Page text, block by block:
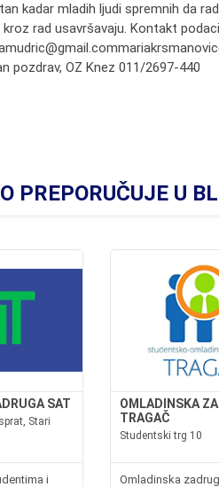
kadar mladih ljudi spremnih da
kroz rad usavršavaju. Kontakt
pozdrav, OZ Knez 011/2697-440
PREPORUČUJE U
SAT
Stari
i
OMLADINSKA
TRAGAČ
Studentski trg 10
Omladinska